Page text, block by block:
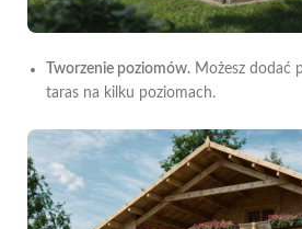
Tworzenie poziomów. Możesz dodać
taras na kilku poziomach.